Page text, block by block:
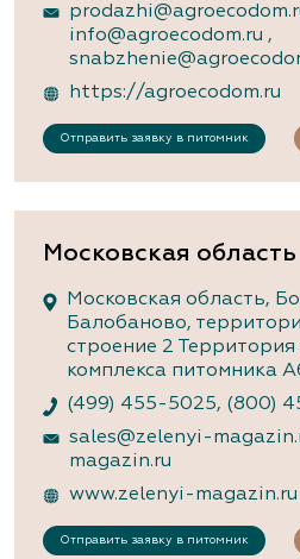
info@agroecodom.ru ,
https://agroecodom.ru
Отправить заявку в питомник
Московская область
Московская область,
Балобаново,
строение 2 Территория
комплекса питомника
(499) 455-5025, (800)
sales@zelenyi-
magazin.ru
www.zelenyi-magazin.ru
Отправить заявку в питомник